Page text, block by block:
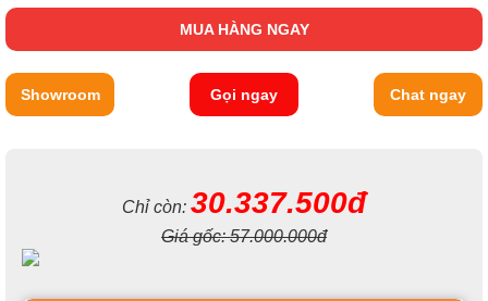
MUA HÀNG NGAY
Showroom Gọi ngay Chat ngay
Chỉ còn: 30.337.500đ
Giá gốc:57.000.000đ